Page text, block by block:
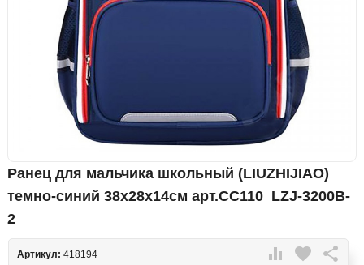
Ранец для мальчика школьный (LIUZHIJIAO)
темно-синий 38х28х14см арт.CC110_LZJ-3200B-
2
 favorite 
Артикул: 418194